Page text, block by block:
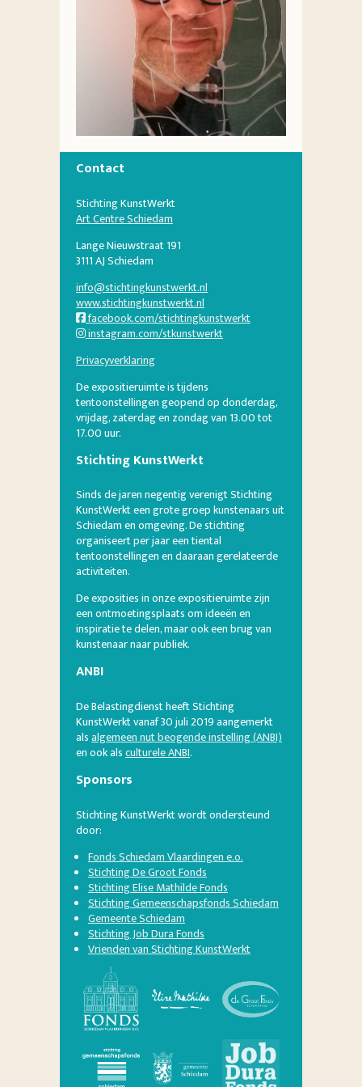
Contact
Stichting KunstWerkt
Art Centre Schiedam
Lange Nieuwstraat 191
3111 AJ Schiedam
info@stichtingkunstwerkt.nl
www.stichtingkunstwerkt.nl
facebook.com/stichtingkunstwerkt
instagram.com/stkunstwerkt
Privacyverklaring
De expositieruimte is tijdens
tentoonstellingen geopend op donderdag,
vrijdag, zaterdag en zondag van 13.00 tot
17.00 uur.
Stichting KunstWerkt
Sinds de jaren negentig verenigt Stichting
KunstWerkt een grote groep kunstenaars uit
Schiedam en omgeving. De stichting
organiseert per jaar een tiental
tentoonstellingen en daaraan gerelateerde
activiteiten.
De exposities in onze expositieruimte zijn
een ontmoetingsplaats om ideeën en
inspiratie te delen, maar ook een brug van
kunstenaar naar publiek.
ANBI
De Belastingdienst heeft Stichting
KunstWerkt vanaf 30 juli 2019 aangemerkt
alsalgemeen nut beogende instelling (ANBI)
en ook alsculturele ANBI.
Sponsors
Stichting KunstWerkt wordt ondersteund
door:
Fonds Schiedam Vlaardingen e.o.
Stichting De Groot Fonds
Stichting Elise Mathilde Fonds
Stichting Gemeenschapsfonds Schiedam
Gemeente Schiedam
Stichting Job Dura Fonds
Vrienden van Stichting KunstWerkt